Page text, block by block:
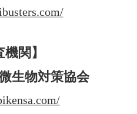
機関】
生物対策協会